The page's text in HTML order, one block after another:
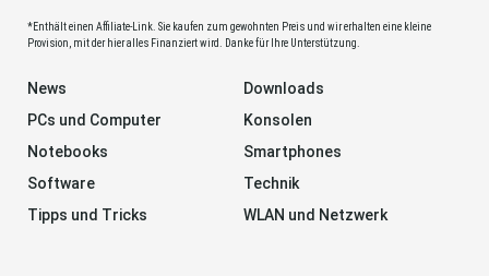
*Enthält einen Affiliate-Link. Sie kaufen zum gewohnten Preis und wir erhalten eine kleine
Provision, mit der hier alles Finanziert wird. Danke für Ihre Unterstützung.
News
Downloads
PCs und Computer
Konsolen
Notebooks
Smartphones
Software
Technik
Tipps und Tricks
WLAN und Netzwerk